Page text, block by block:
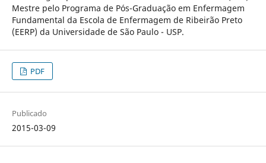
Mestre pelo Programa de Pós-Graduação em Enfermagem
Fundamental da Escola de Enfermagem de Ribeirão Preto
(EERP) da Universidade de São Paulo - USP.
PDF
Publicado
2015-03-09